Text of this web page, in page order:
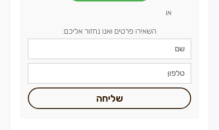
או
השאירו פרטים ואנו נחזור אליכם:
שליחה